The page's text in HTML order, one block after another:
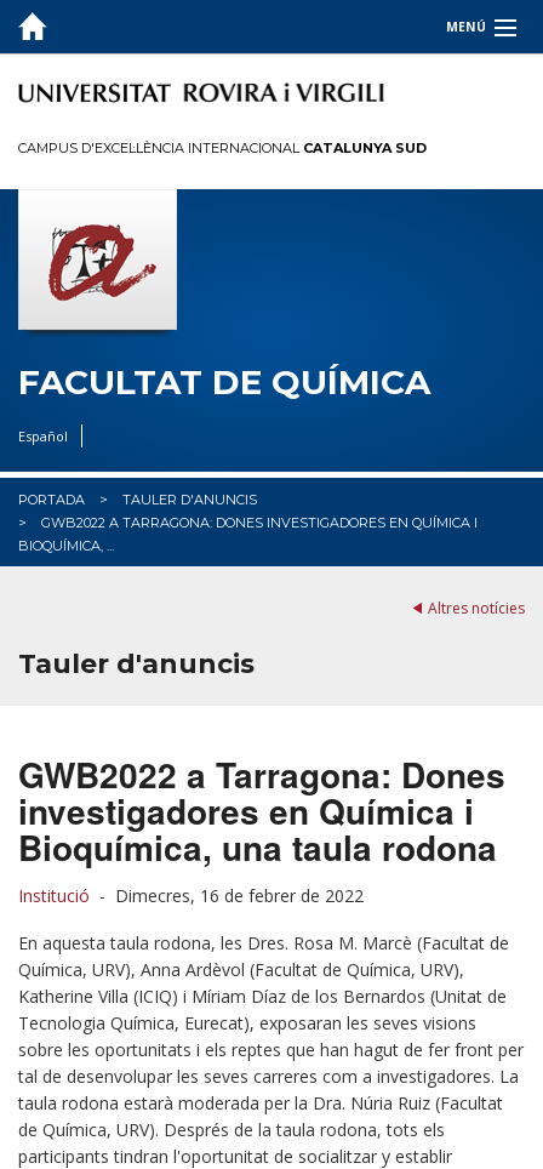
MENÚ
LA FACULTAT
QUALITAT
INFORMACIÓ PER A
R+D+I
CAMPUS D'EXCEL·LÈNCIA INTERNACIONAL CATALUNYA SUD
FACULTAT DE QUÍMICA
Español
PORTADA
TAULER D'ANUNCIS
GWB2022 A TARRAGONA: DONES INVESTIGADORES EN QUÍMICA I
BIOQUÍMICA, ...
Altres notícies
Tauler d'anuncis
GWB2022 a Tarragona: Dones
investigadores en Química i
Bioquímica, una taula rodona
Institució - Dimecres, 16 de febrer de 2022
En aquesta taula rodona, les Dres. Rosa M. Marcè (Facultat de
Química, URV), Anna Ardèvol (Facultat de Química, URV),
Katherine Villa (ICIQ) i Míriam Díaz de los Bernardos (Unitat de
Tecnologia Química, Eurecat), exposaran les seves visions
sobre les oportunitats i els reptes que han hagut de fer front per
tal de desenvolupar les seves carreres com a investigadores. La
taula rodona estarà moderada per la Dra. Núria Ruiz (Facultat
de Química, URV). Després de la taula rodona, tots els
participants tindran l'oportunitat de socialitzar y establir